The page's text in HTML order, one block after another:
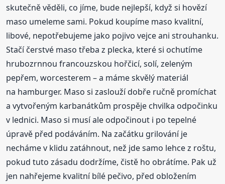
skutečně věděli, co jíme, bude nejlepší, když si hovězí
maso umeleme sami. Pokud koupíme maso kvalitní,
libové, nepotřebujeme jako pojivo vejce ani strouhanku.
Stačí čerstvé maso třeba z plecka, které si ochutíme
hrubozrnnou francouzskou hořčicí, solí, zeleným
pepřem, worcesterem – a máme skvělý materiál
na hamburger. Maso si zaslouží dobře ručně promíchat
a vytvořeným karbanátkům prospěje chvilka odpočinku
v lednici. Maso si musí ale odpočinout i po tepelné
úpravě před podáváním. Na začátku grilování je
necháme v klidu zatáhnout, než jde samo lehce z roštu,
pokud tuto zásadu dodržíme, čistě ho obrátíme. Pak už
jen nahřejeme kvalitní bílé pečivo, před obložením